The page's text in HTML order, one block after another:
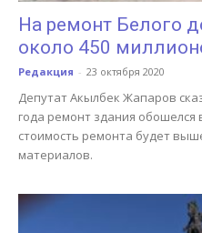
На ремонт Белого
около 450
Редакция - 23 октября 2020
Депутат Акылбек Жапаров
года ремонт здания обошелся
стоимость ремонта будет
материалов.